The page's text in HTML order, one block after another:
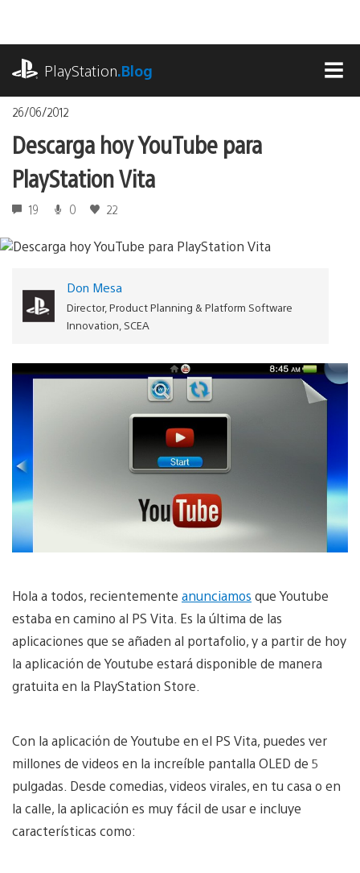
contenido
PlayStation.Blog
26/06/2012
Descarga hoy YouTube para
PlayStation Vita
19 0 22
Don Mesa
Director, Product Planning & Platform Software
Innovation, SCEA
Hola a todos, recientemente anunciamos que Youtube
estaba en camino al PS Vita. Es la última de las
aplicaciones que se añaden al portafolio, y a partir de hoy
la aplicación de Youtube estará disponible de manera
gratuita en la PlayStation Store.
Con la aplicación de Youtube en el PS Vita, puedes ver
millones de videos en la increíble pantalla OLED de 5
pulgadas. Desde comedias, videos virales, en tu casa o en
la calle, la aplicación es muy fácil de usar e incluye
características como: